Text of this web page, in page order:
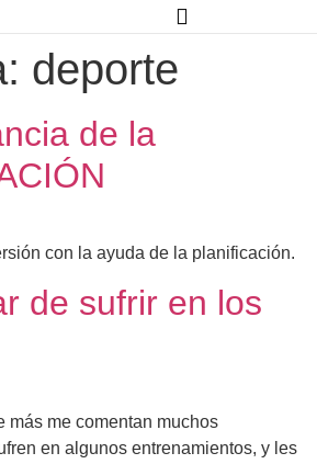
deporte
de la
con la ayuda de la planificación.
de sufrir en los
más me comentan muchos
en algunos entrenamientos, y les